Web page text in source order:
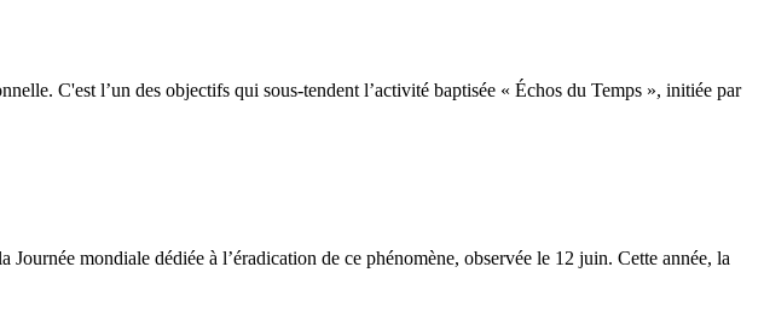
C'est l’un des objectifs qui sous-tendent l’activité baptisée « Échos du Temps », initiée par
mondiale dédiée à l’éradication de ce phénomène, observée le 12 juin. Cette année, la